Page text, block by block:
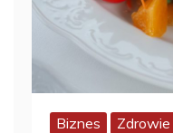
Biznes Zdrowie